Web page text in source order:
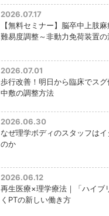
2026.07.17
【無料セミナー】脳卒中上肢
難易度調整～非動力免荷装置の
2026.07.01
歩行改善！明日から臨床でス
中敷の調整方法
2026.06.30
なぜ理学ボディのスタッフはイ
のか
2026.06.12
再生医療×理学療法｜「ハイブ
くPTの新しい働き方